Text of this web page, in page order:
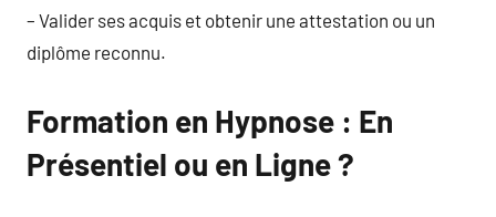
– Valider ses acquis et obtenir une attestation ou un
diplôme reconnu.
Formation en Hypnose : En
Présentiel ou en Ligne ?